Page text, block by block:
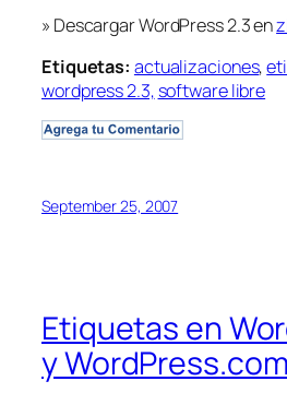
» Descargar WordPress 2.3 en
Etiquetas: actualizaciones,
wordpress 2.3, software libre
September 25, 2007
Etiquetas en
y WordPress.com